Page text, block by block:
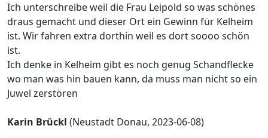
Ich unterschreibe weil die Frau Leipold so was schönes
draus gemacht und dieser Ort ein Gewinn für Kelheim
ist. Wir fahren extra dorthin weil es dort soooo schön
ist.
Ich denke in Kelheim gibt es noch genug Schandflecke
wo man was hin bauen kann, da muss man nicht so ein
Juwel zerstören
Karin Brückl (Neustadt Donau, 2023-06-08)